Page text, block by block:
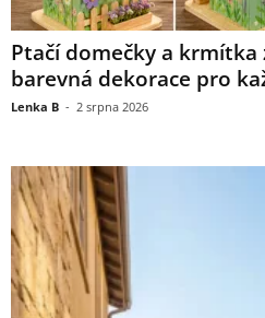
Ptačí domečky a
barevná dekorace pro
Lenka B - 2 srpna 2026